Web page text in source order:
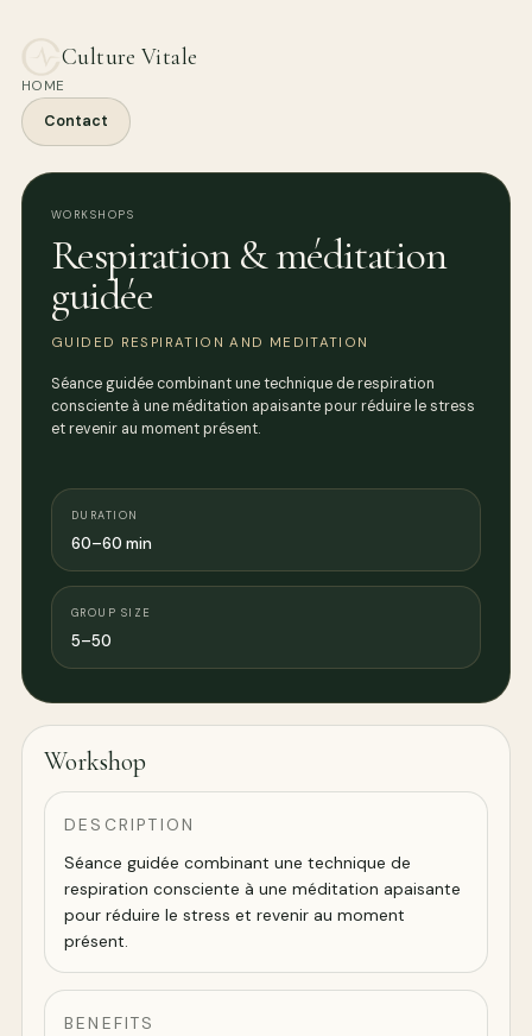
Culture Vitale
HOME
Contact
WORKSHOPS
Respiration & méditation
guidée
GUIDED RESPIRATION AND MEDITATION
Séance guidée combinant une technique de respiration
consciente à une méditation apaisante pour réduire le stress
et revenir au moment présent.
DURATION
60–60 min
GROUP SIZE
5–50
Workshop
DESCRIPTION
Séance guidée combinant une technique de
respiration consciente à une méditation apaisante
pour réduire le stress et revenir au moment
présent.
BENEFITS